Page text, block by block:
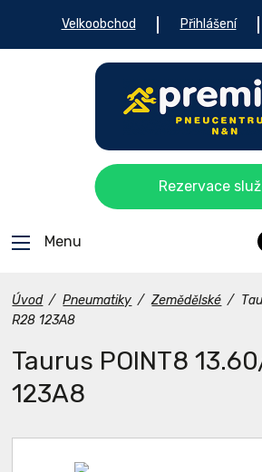
Velkoobchod Přihlášení
Menu
Rezervace
Úvod / Pneumatiky / Zemědělské /
R28 123A8
Taurus POINT8
123A8